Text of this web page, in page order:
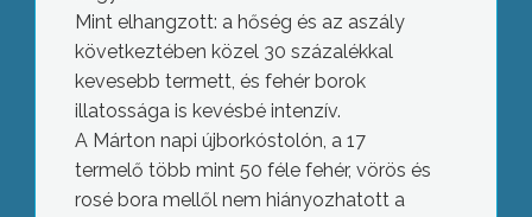
Mint elhangzott: a hőség és az aszály
következtében közel 30 százalékkal
kevesebb termett, és fehér borok
illatossága is kevésbé intenzív.
A Márton napi újborkóstolón, a 17
termelő több mint 50 féle fehér, vörös és
rosé bora mellől nem hiányozhatott a